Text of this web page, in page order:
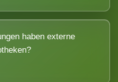
haben externe